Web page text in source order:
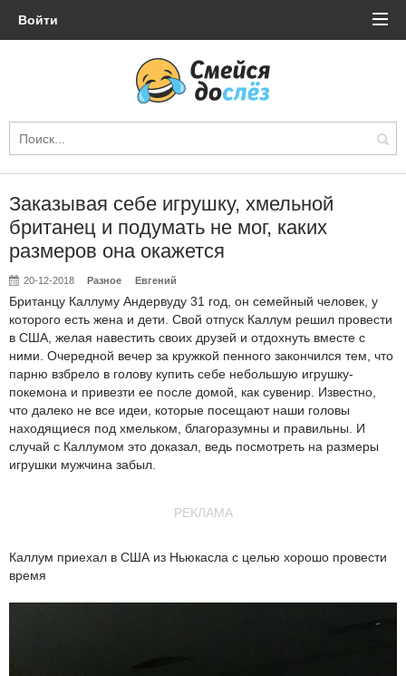
Войти
Заказывая себе игрушку, хмельной
британец и подумать не мог, каких
размеров она окажется
20-12-2018 Разное Евгений
Британцу Каллуму Андервуду 31 год, он семейный человек, у
которого есть жена и дети. Свой отпуск Каллум решил провести
в США, желая навестить своих друзей и отдохнуть вместе с
ними. Очередной вечер за кружкой пенного закончился тем, что
парню взбрело в голову купить себе небольшую игрушку-
покемона и привезти ее после домой, как сувенир. Известно,
что далеко не все идеи, которые посещают наши головы
находящиеся под хмельком, благоразумны и правильны. И
случай с Каллумом это доказал, ведь посмотреть на размеры
игрушки мужчина забыл.
РЕКЛАМА
Каллум приехал в США из Ньюкасла с целью хорошо провести
время